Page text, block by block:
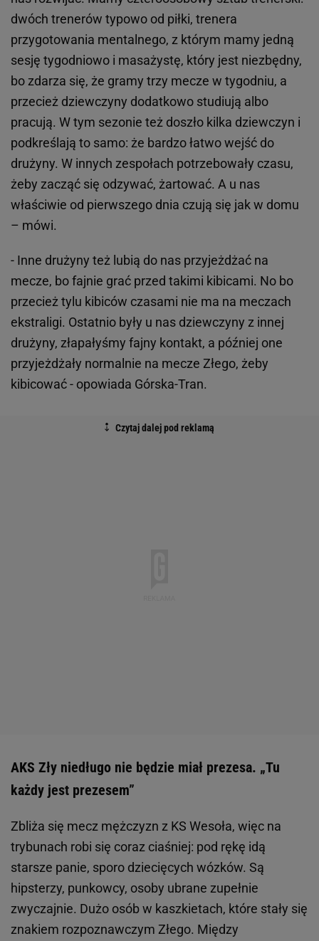
dwóch trenerów typowo od piłki, trenera
przygotowania mentalnego, z którym mamy jedną
sesję tygodniowo i masażystę, który jest niezbędny,
bo zdarza się, że gramy trzy mecze w tygodniu, a
przecież dziewczyny dodatkowo studiują albo
pracują. W tym sezonie też doszło kilka dziewczyn i
podkreślają to samo: że bardzo łatwo wejść do
drużyny. W innych zespołach potrzebowały czasu,
żeby zacząć się odzywać, żartować. A u nas
właściwie od pierwszego dnia czują się jak w domu
– mówi.
- Inne drużyny też lubią do nas przyjeżdżać na
mecze, bo fajnie grać przed takimi kibicami. No bo
przecież tylu kibiców czasami nie ma na meczach
ekstraligi. Ostatnio były u nas dziewczyny z innej
drużyny, złapałyśmy fajny kontakt, a później one
przyjeżdżały normalnie na mecze Złego, żeby
kibicować - opowiada Górska-Tran.
AKS Zły niedługo nie będzie miał prezesa. „Tu
każdy jest prezesem”
Zbliża się mecz mężczyzn z KS Wesoła, więc na
trybunach robi się coraz ciaśniej: pod rękę idą
starsze panie, sporo dziecięcych wózków. Są
hipsterzy, punkowcy, osoby ubrane zupełnie
zwyczajnie. Dużo osób w kaszkietach, które stały się
znakiem rozpoznawczym Złego. Między